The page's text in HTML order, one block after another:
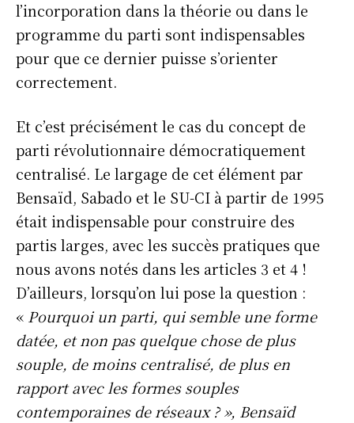
l’incorporation dans la théorie ou dans le
programme du parti sont indispensables
pour que ce dernier puisse s’orienter
correctement.
Et c’est précisément le cas du concept de
parti révolutionnaire démocratiquement
centralisé. Le largage de cet élément par
Bensaïd, Sabado et le SU-CI à partir de 1995
était indispensable pour construire des
partis larges, avec les succès pratiques que
nous avons notés dans les articles 3 et 4 !
D’ailleurs, lorsqu’on lui pose la question :
« Pourquoi un parti, qui semble une forme
datée, et non pas quelque chose de plus
souple, de moins centralisé, de plus en
rapport avec les formes souples
contemporaines de réseaux ? », Bensaïd